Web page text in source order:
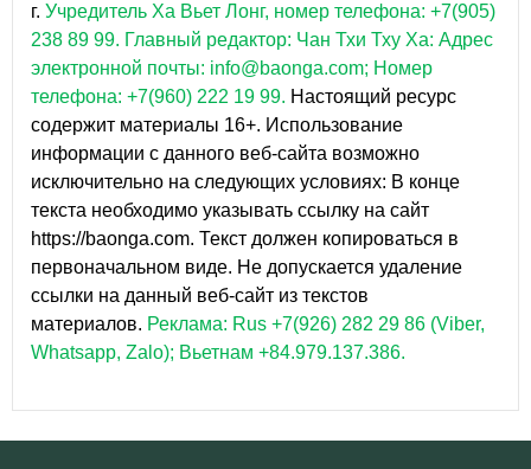
г. Учредитель Ха Вьет Лонг, номер телефона: +7(905)
238 89 99. Главный редактор: Чан Тхи Тху Ха: Адрес
электронной почты: info@baonga.com; Номер
телефона: +7(960) 222 19 99. Настоящий ресурс
содержит материалы 16+. Использование
информации с данного веб-сайта возможно
исключительно на следующих условиях: В конце
текста необходимо указывать ссылку на сайт
https://baonga.com. Текст должен копироваться в
первоначальном виде. Не допускается удаление
ссылки на данный веб-сайт из текстов
материалов. Реклама: Rus +7(926) 282 29 86 (Viber,
Whatsapp, Zalo); Вьетнам +84.979.137.386.